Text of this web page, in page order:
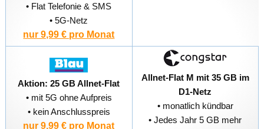
• Flat Telefonie & SMS
• 5G-Netz
nur 9,99 € pro Monat
Aktion: 25 GB Allnet-Flat
• mit 5G ohne Aufpreis
• kein Anschlusspreis
nur 9,99 € pro Monat
Allnet-Flat M mit 35 GB im
D1-Netz
• monatlich kündbar
• Jedes Jahr 5 GB mehr